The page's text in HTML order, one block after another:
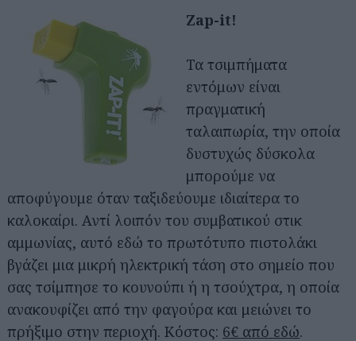
Zap-it!
Τα τσιμπήματα
εντόμων είναι
πραγματική
ταλαιπωρία, την οποία
δυστυχώς δύσκολα
μπορούμε να
αποφύγουμε όταν ταξιδεύουμε ιδιαίτερα το
καλοκαίρι. Αντί λοιπόν του συμβατικού στικ
αμμωνίας, αυτό εδώ το πρωτότυπο πιστολάκι
βγάζει μια μικρή ηλεκτρική τάση στο σημείο που
σας τσίμπησε το κουνούπι ή η τσούχτρα, η οποία
ανακουφίζει από την φαγούρα και μειώνει το
πρήξιμο στην περιοχή. Κόστος: 6€ από εδώ.